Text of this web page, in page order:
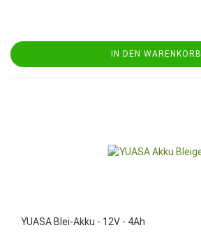
IN DEN WARENKORB
YUASA Blei-Akku - 12V - 4Ah